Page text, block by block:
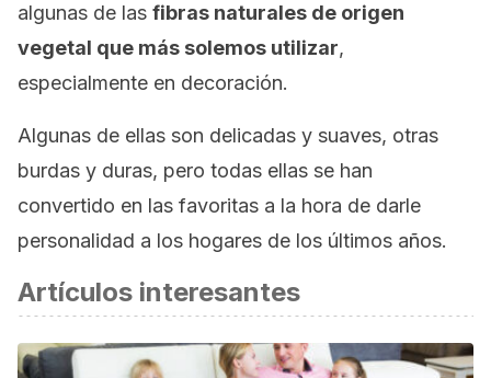
algunas de las fibras naturales de origen
vegetal que más solemos utilizar,
especialmente en decoración.
Algunas de ellas son delicadas y suaves, otras
burdas y duras, pero todas ellas se han
convertido en las favoritas a la hora de darle
personalidad a los hogares de los últimos años.
Artículos interesantes